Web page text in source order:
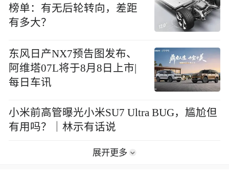
榜单：有无后轮转向，差距
有多大？
东风日产NX7预告图发布、
阿维塔07L将于8月8日上市|
每日车讯
小米前高管曝光小米SU7 Ultra BUG，尴尬但
有用吗？｜林示有话说
展开更多